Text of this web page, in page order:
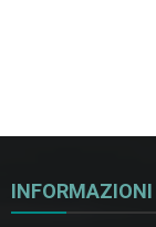
INFORMAZIONI